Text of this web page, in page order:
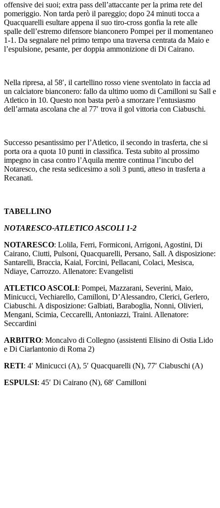
offensive dei suoi; extra pass dell’attaccante per la prima rete del
pomeriggio. Non tarda però il pareggio; dopo 24 minuti tocca a
Quacquarelli esultare appena il suo tiro-cross gonfia la rete alle
spalle dell’estremo difensore bianconero Pompei per il momentaneo
1-1. Da segnalare nel primo tempo una traversa centrata da Maio e
l’espulsione, pesante, per doppia ammonizione di Di Cairano.
Nella ripresa, al 58′, il cartellino rosso viene sventolato in faccia ad
un calciatore bianconero: fallo da ultimo uomo di Camilloni su Sall e
Atletico in 10. Questo non basta però a smorzare l’entusiasmo
dell’armata ascolana che al 77′ trova il gol vittoria con Ciabuschi.
Successo pesantissimo per l’Atletico, il secondo in trasferta, che si
porta ora a quota 10 punti in classifica. Testa subito al prossimo
impegno in casa contro l’Aquila mentre continua l’incubo del
Notaresco, che resta sedicesimo a soli 3 punti, atteso in trasferta a
Recanati.
TABELLINO
NOTARESCO-ATLETICO ASCOLI 1-2
NOTARESCO: Lolila, Ferri, Formiconi, Arrigoni, Agostini, Di
Cairano, Ciutti, Pulsoni, Quacquarelli, Persano, Sall. A disposizione:
Santarelli, Braccia, Kaial, Forcini, Pellacani, Colaci, Mesisca,
Ndiaye, Carrozzo. Allenatore: Evangelisti
ATLETICO ASCOLI: Pompei, Mazzarani, Severini, Maio,
Minicucci, Vechiarello, Camilloni, D’Alessandro, Clerici, Gerlero,
Ciabuschi. A disposizione: Galbiati, Baraboglia, Nonni, Olivieri,
Mengani, Scimia, Ceccarelli, Antoniazzi, Traini. Allenatore:
Seccardini
ARBITRO: Moncalvo di Collegno (assistenti Elisino di Ostia Lido
e Di Ciarlantonio di Roma 2)
RETI: 4′ Minicucci (A), 5′ Quacquarelli (N), 77′ Ciabuschi (A)
ESPULSI: 45′ Di Cairano (N), 68′ Camilloni